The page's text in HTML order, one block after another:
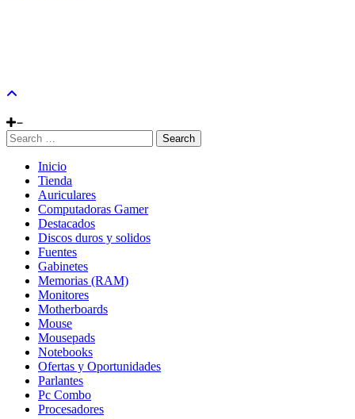
Search
Inicio
Tienda
Auriculares
Computadoras Gamer
Destacados
Discos duros y solidos
Fuentes
Gabinetes
Memorias (RAM)
Monitores
Motherboards
Mouse
Mousepads
Notebooks
Ofertas y Oportunidades
Parlantes
Pc Combo
Procesadores